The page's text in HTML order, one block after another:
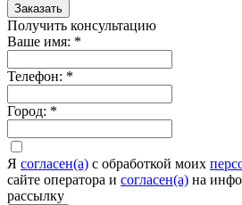
Заказать
Получить консультацию
Ваше имя: *
Телефон: *
Город: *
Я согласен(а) c обработкой моих
сайте оператора и согласен(а) на
рассылку